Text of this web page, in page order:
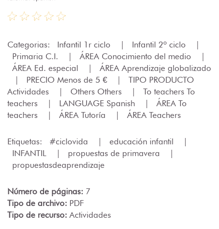
Categorias: Infantil 1r ciclo | Infantil 2º ciclo
|
Primaria C.I.
| ÁREA Conocimiento del medio
|
ÁREA Ed. especial
|
ÁREA Aprendizaje globalizado
|
PRECIO Menos de 5 € |
TIPO PRODUCTO
Actividades
| Others Others |
To teachers To
teachers
| LANGUAGE Spanish |
ÁREA To
teachers
| ÁREA Tutoría | ÁREA Teachers
Etiquetas: #ciclovida | educación infantil
|
INFANTIL
| propuestas de primavera
|
propuestasdeaprendizaje
Número de páginas: 7
Tipo de archivo: PDF
Tipo de recurso: Actividades